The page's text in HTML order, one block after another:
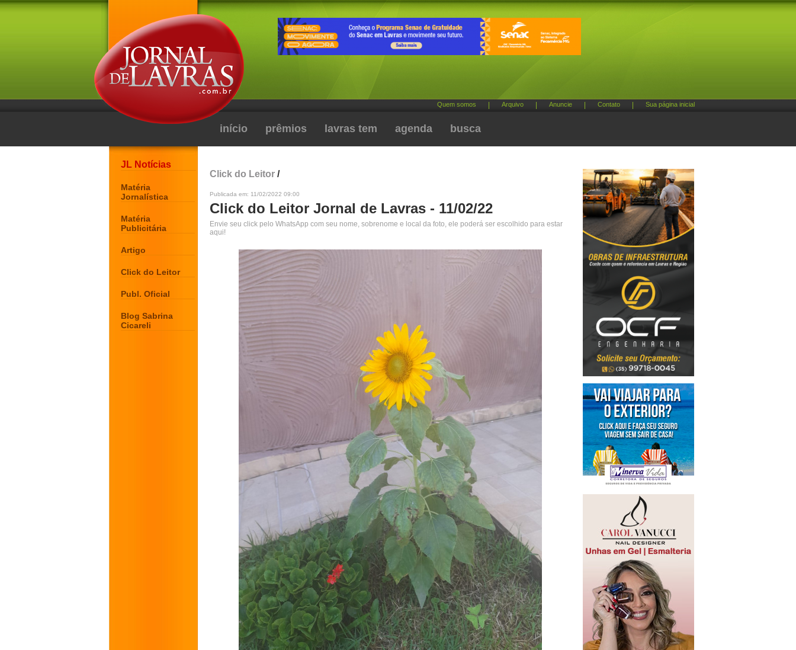
Quem somos Arquivo Anuncie Contato Sua página inicial
início prêmios lavras tem agenda busca
JL Notícias
Matéria
Jornalística
Matéria
Publicitária
Artigo
Click do Leitor
Publ. Oficial
Blog Sabrina
Cicareli
Click do Leitor /
Publicada em: 11/02/2022 09:00
Click do Leitor Jornal de Lavras - 11/02/22
Envie seu click pelo WhatsApp com seu nome, sobrenome e local da foto, ele poderá ser escolhido para estar
aqui!